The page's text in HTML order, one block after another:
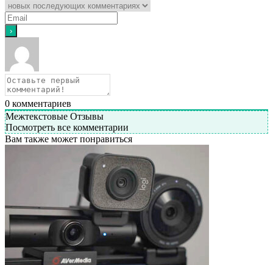
0 комментариев
Межтекстовые Отзывы
Посмотреть все комментарии
Вам также может понравиться